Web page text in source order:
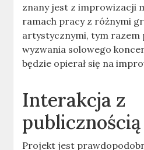
znany jest z improwizacji
ramach pracy z różnymi
artystycznymi, tym razem
wyzwania solowego
będzie opierał się na
Interakcja z
publicznością
Projekt jest